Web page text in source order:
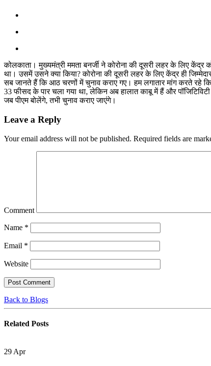
कोलकाता। मुख्यमंत्री ममता बनर्जी ने कोरोना की दूसरी लहर के लिए केंद्र
था। उसमें उसने क्या किया? कोरोना की दूसरी लहर के लिए केंद्र ही
सब जानते हैं कि आठ चरणों में चुनाव कराए गए। हम लगातार मांग करते रहे
33 फीसद के पार चला गया था, लेकिन अब हालात काबू में हैं और
जब पीएम बोलेंगे, तभी चुनाव कराए जाएंगे।
Leave a Reply
Your email address will not be published. Required fields are
Comment
Name *
Email *
Website
Back to Blogs
Related Posts
29 Apr